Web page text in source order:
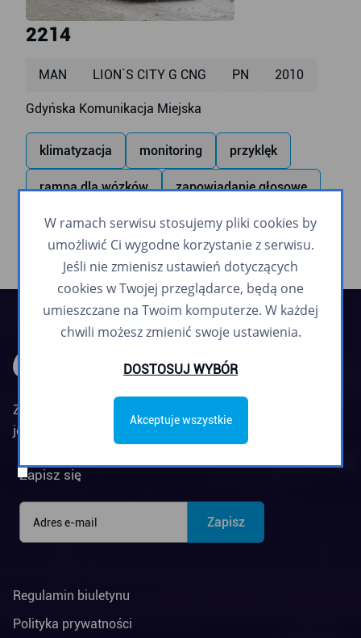
2214
MAN LION`S CITY G CNG PN 2010
Gdyńska Komunikacja Miejska
klimatyzacja monitoring przyklęk
rampa dla wózków zapowiadanie głosowe
Zarząd Komunikacji Miejskiej w Gdyni jest
jednostką budżetową Miasta Gdyni
Zapisz się
Regulamin biuletynu
Polityka prywatności
W ramach serwisu stosujemy pliki cookies by
umożliwić Ci wygodne korzystanie z serwisu.
Jeśli nie zmienisz ustawień dotyczących
cookies w Twojej przeglądarce, będą one
umieszczane na Twoim komputerze. W każdej
chwili możesz zmienić swoje ustawienia.
DOSTOSUJ WYBÓR
Akceptuje wszystkie